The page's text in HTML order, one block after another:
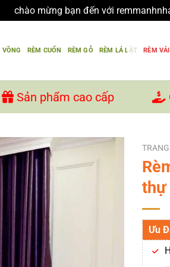
chào mừng bạn đến với
VỒNG RÈM CUỐN RÈM GỖ RÈM LÁ LẬT RÈM VẢI
Sản phẩm cao cấp
thự
Ưu